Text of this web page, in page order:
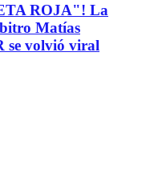
ROJA"! La
Matías
se volvió viral